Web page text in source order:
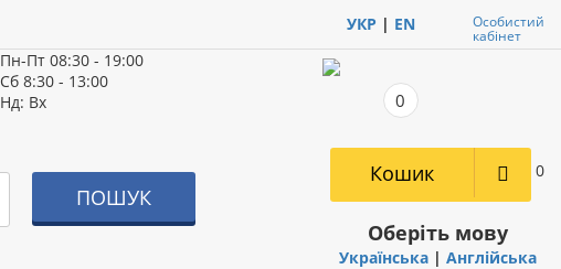
УКР | EN Особистий
кабінет
Пн-Пт08:30 - 19:00
Сб8:30 - 13:00
Нд: Вх 0
ПОШУК
Кошик 0
Оберіть мову
Українська| Англійська